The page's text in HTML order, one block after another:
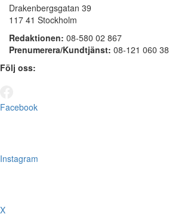
Drakenbergsgatan 39
117 41 Stockholm
Redaktionen: 08-580 02 867
Prenumerera/Kundtjänst: 08-121 060 38
Följ oss:
Facebook
Instagram
X